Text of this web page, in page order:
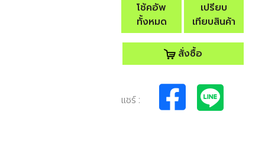
โช้คอัพ
ทั้งหมด
เปรียบ
เทียบสินค้า
สั่งซื้อ
แชร์ :